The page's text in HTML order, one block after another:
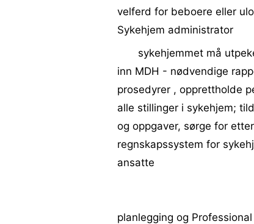
velferd for beboere eller
Sykehjem administrator
sykehjemmet må
inn MDH - nødvendige
prosedyrer , opprettholde
alle stillinger i sykehjem;
og oppgaver, sørge for
regnskapssystem for
ansatte
planlegging og